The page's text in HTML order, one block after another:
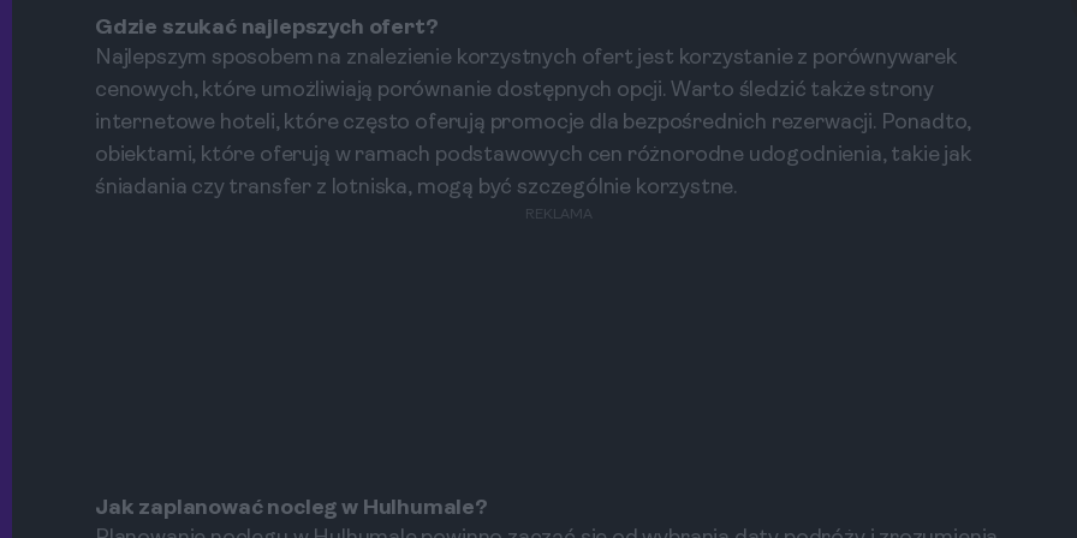
Gdzie szukać najlepszych ofert?
Najlepszym sposobem na znalezienie korzystnych ofert jest korzystanie z porównywarek
cenowych, które umożliwiają porównanie dostępnych opcji. Warto śledzić także strony
internetowe hoteli, które często oferują promocje dla bezpośrednich rezerwacji. Ponadto,
obiektami, które oferują w ramach podstawowych cen różnorodne udogodnienia, takie jak
śniadania czy transfer z lotniska, mogą być szczególnie korzystne.
REKLAMA
Jak zaplanować nocleg w Hulhumale?